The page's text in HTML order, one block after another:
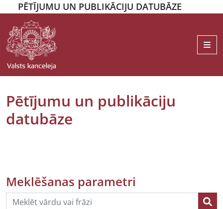
PĒTĪJUMU UN PUBLIKĀCIJU DATUBĀZE
Pētījumu un publikāciju
datubāze
Meklēšanas parametri